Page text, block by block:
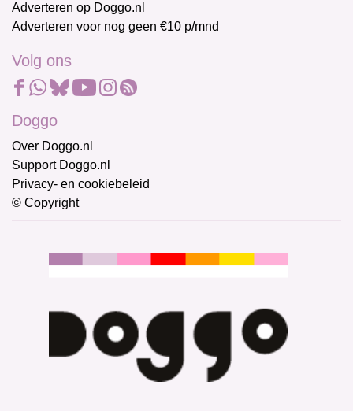
Adverteren op Doggo.nl
Adverteren voor nog geen €10 p/mnd
Volg ons
Doggo
Over Doggo.nl
Support Doggo.nl
Privacy- en cookiebeleid
© Copyright